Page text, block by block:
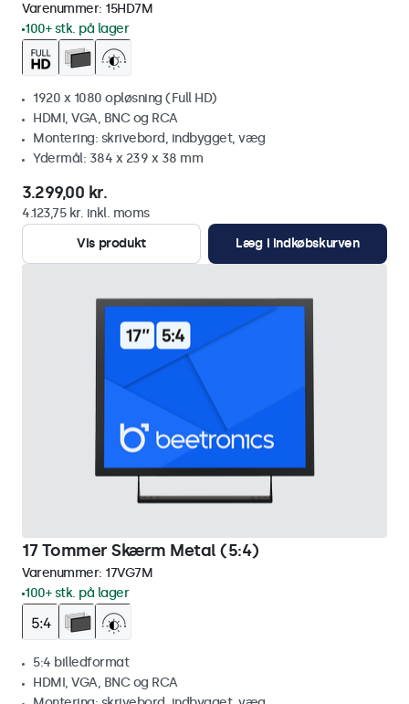
Varenummer: 15HD7M
100+ stk. på lager
1920 x 1080 opløsning (Full HD)
HDMI, VGA, BNC og RCA
Montering: skrivebord, indbygget, væg
Ydermål: 384 x 239 x 38 mm
3.299,00 kr.
4.123,75 kr. inkl. moms
Vis produkt
Læg i indkøbskurven
17 Tommer Skærm Metal (5:4)
Varenummer: 17VG7M
100+ stk. på lager
5:4 billedformat
HDMI, VGA, BNC og RCA